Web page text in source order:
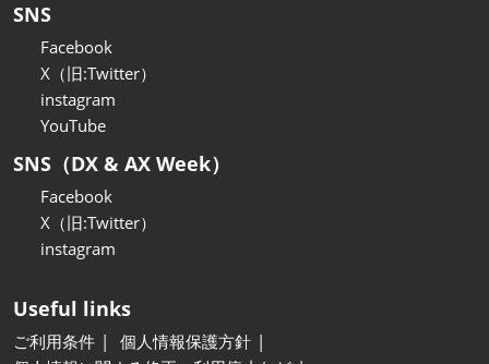
SNS
Facebook
X（旧:Twitter）
instagram
YouTube
SNS（DX & AX Week）
Facebook
X（旧:Twitter）
instagram
Useful links
ご利用条件
個人情報保護方針